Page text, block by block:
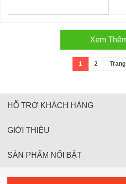
Xem
1 2
HỖ TRỢ KHÁCH HÀNG
GIỚI THIỆU
SẢN PHẨM NỔI BẬT